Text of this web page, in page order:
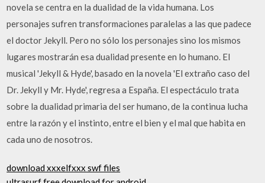
novela se centra en la dualidad de la vida humana. Los
personajes sufren transformaciones paralelas a las que padece
el doctor Jekyll. Pero no sólo los personajes sino los mismos
lugares mostrarán esa dualidad presente en lo humano. El
musical 'Jekyll & Hyde', basado en la novela 'El extraño caso del
Dr. Jekyll y Mr. Hyde', regresa a España. El espectáculo trata
sobre la dualidad primaria del ser humano, de la continua lucha
entre la razón y el instinto, entre el bien y el mal que habita en
cada uno de nosotros.
download xxxelfxxx swf files